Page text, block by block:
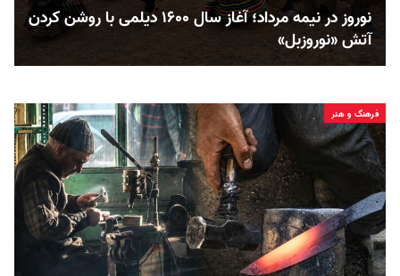
نوروز در نیمه مرداد؛ آغاز سال ۱۶۰۰ دیلمی با روشن کردن
آتش «نوروزبل»
فرهنگ و هنر